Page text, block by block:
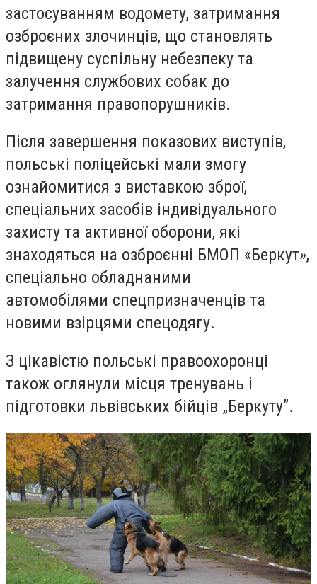
застосуванням водомету, затримання
озброєних злочинців, що становлять
підвищену суспільну небезпеку та
залучення службових собак до
затримання правопорушників.
Після завершення показових виступів,
польські поліцейські мали змогу
ознайомитися з виставкою зброї,
спеціальних засобів індивідуального
захисту та активної оборони, які
знаходяться на озброєнні БМОП «Беркут»,
спеціально обладнаними
автомобілями спецпризначенців та
новими взірцями спецодягу.
З цікавістю польські правоохоронці
також оглянули місця тренувань і
підготовки львівських бійців „Беркуту”.